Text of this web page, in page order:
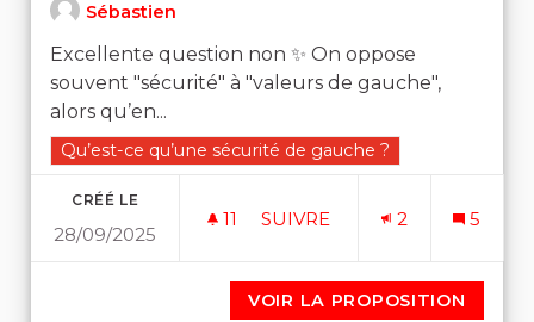
Sébastien
Excellente question non ✨ On oppose
souvent "sécurité" à "valeurs de gauche",
alors qu’en...
Filtrer les résultats de la catégorie : Qu’est-ce qu’une
Qu’est-ce qu’une sécurité de gauche ?
CRÉÉ LE
28/09/2025
11 11 ABONNÉS
SUIVRE 2 5
VOIR LA PROPOSITION